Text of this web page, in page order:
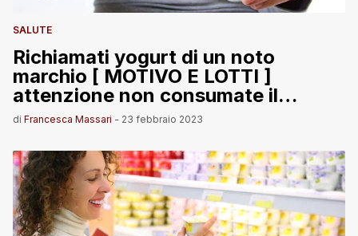
SALUTE
Richiamati yogurt di un noto
marchio [ MOTIVO E LOTTI ]
attenzione non consumate il
prodotto
di Francesca Massari - 23 febbraio 2023